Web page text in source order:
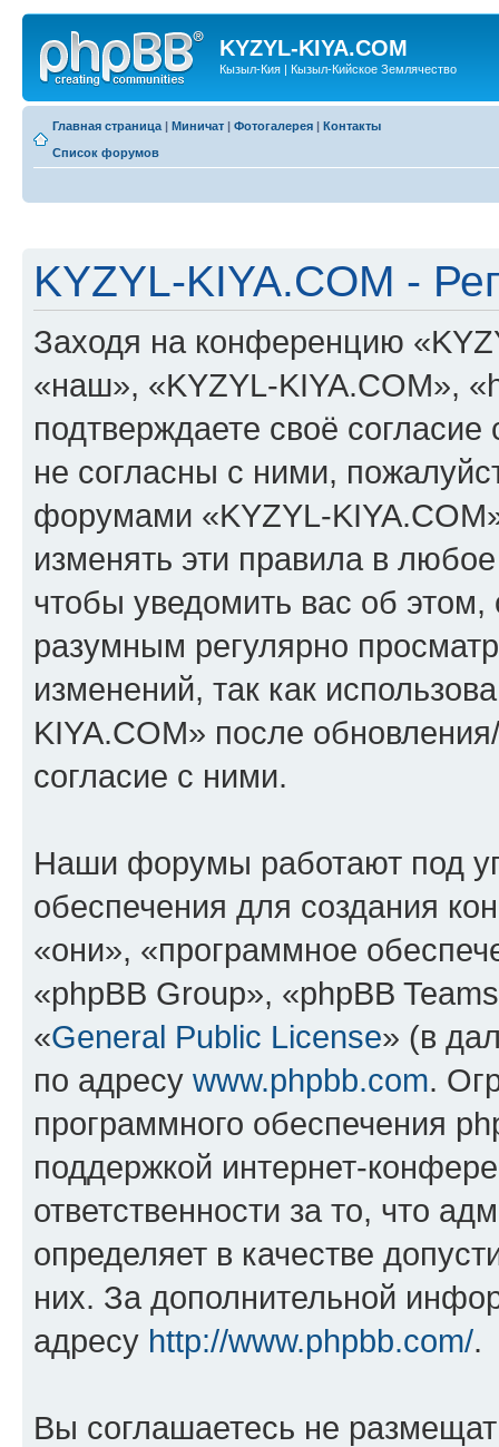
KYZYL-KIYA.COM
Кызыл-Кия | Кызыл-Кийское Землячество
Главная страница | Миничат | Фотогалерея | Контакты
Список форумов
KYZYL-KIYA.COM -
Заходя на конференцию
«наш», «KYZYL-KIYA.COM»,
подтверждаете своё
не согласны с ними,
форумами «KYZYL-
изменять эти правила в
чтобы уведомить вас об
разумным регулярно
изменений, так как
KIYA.COM» после
согласие с ними.
Наши форумы работают под
обеспечения для создания
«они», «программное
«phpBB Group», «phpBB
«General Public License» (в
по адресу www.phpbb.com.
программного обеспечения
поддержкой интернет-
ответственности за то, что
определяет в качестве
них. За дополнительной
адресу http://www.phpbb.com/.
Вы соглашаетесь не